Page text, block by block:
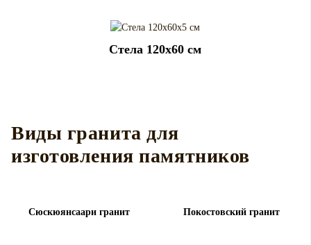
Cтела 120x60 см
Виды гранита для
изготовления памятников
Сюскюянсаари гранит Покостовский гранит